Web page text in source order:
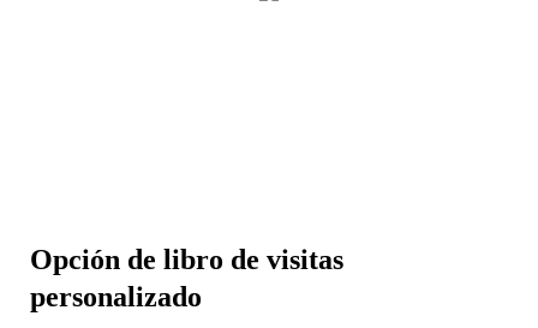
Opción de libro de visitas
personalizado